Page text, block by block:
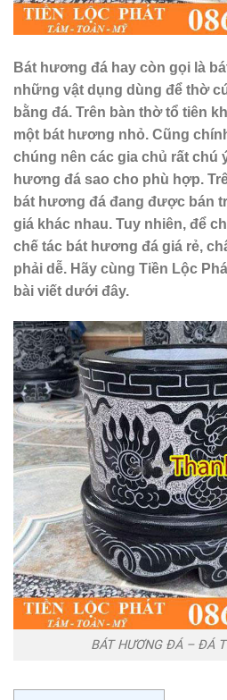
Bát hương đá hay còn gọi là
những vật dụng dùng để thờ
bằng đá. Trên bàn thờ tổ tiên
một bát hương nhỏ. Cũng
chúng nên các gia chủ rất chú
hương đá sao cho phù hợp.
bát hương đá đang được bán
giá khác nhau. Tuy nhiên, để
chế tác bát hương đá giá rẻ,
phải dễ. Hãy cùng Tiền Lộc
bài viết dưới đây.
BÁT HƯƠNG ĐÁ – ĐÁ